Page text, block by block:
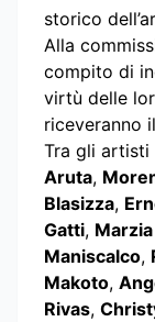
storico
Alla
compito di
virtù delle
riceveranno
Tra gli artisti
Aruta,
Blasizza,
Gatti,
Maniscalco,
Makoto,
Rivas,